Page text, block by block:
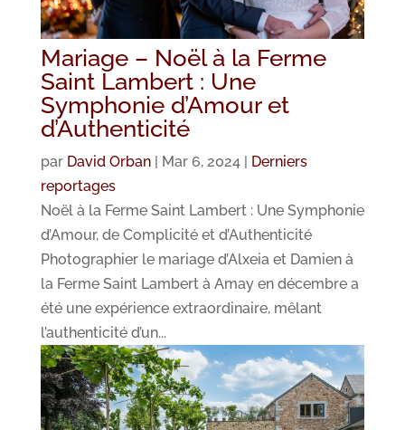
Mariage – Noël à la Ferme
Saint Lambert : Une
Symphonie d’Amour et
d’Authenticité
par David Orban| Mar 6, 2024| Derniers
reportages
Noël à la Ferme Saint Lambert : Une Symphonie
d’Amour, de Complicité et d’Authenticité
Photographier le mariage d’Alxeia et Damien à
la Ferme Saint Lambert à Amay en décembre a
été une expérience extraordinaire, mêlant
l’authenticité d’un...